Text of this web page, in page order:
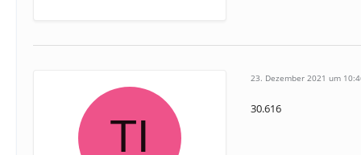
23. Dezember 2021 um
30.616